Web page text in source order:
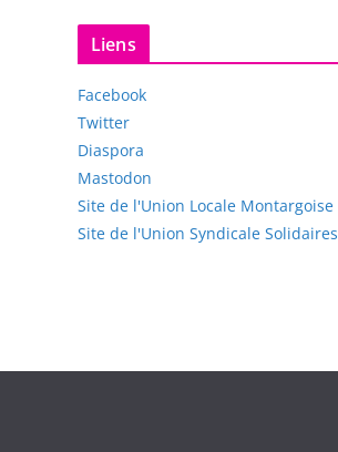
Liens
Facebook
Twitter
Diaspora
Mastodon
Site de l'Union Locale Montargoise
Site de l'Union Syndicale Solidaires